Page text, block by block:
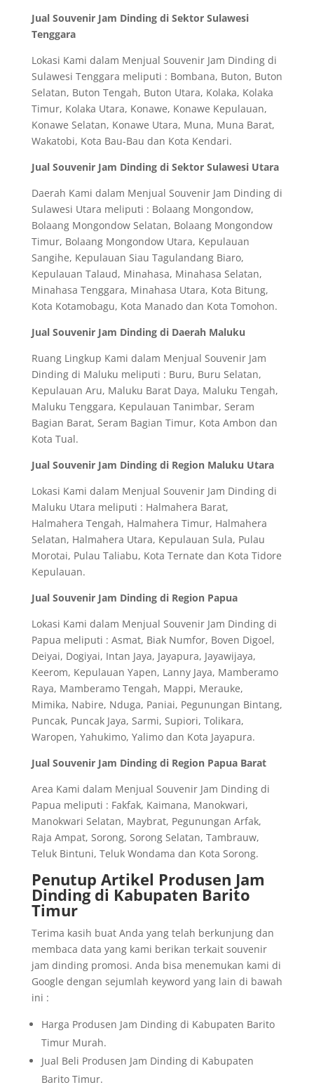
Jual Souvenir Jam Dinding di Sektor Sulawesi
Tenggara
Lokasi Kami dalam Menjual Souvenir Jam Dinding di
Sulawesi Tenggara meliputi : Bombana, Buton, Buton
Selatan, Buton Tengah, Buton Utara, Kolaka, Kolaka
Timur, Kolaka Utara, Konawe, Konawe Kepulauan,
Konawe Selatan, Konawe Utara, Muna, Muna Barat,
Wakatobi, Kota Bau-Bau dan Kota Kendari.
Jual Souvenir Jam Dinding di Sektor Sulawesi Utara
Daerah Kami dalam Menjual Souvenir Jam Dinding di
Sulawesi Utara meliputi : Bolaang Mongondow,
Bolaang Mongondow Selatan, Bolaang Mongondow
Timur, Bolaang Mongondow Utara, Kepulauan
Sangihe, Kepulauan Siau Tagulandang Biaro,
Kepulauan Talaud, Minahasa, Minahasa Selatan,
Minahasa Tenggara, Minahasa Utara, Kota Bitung,
Kota Kotamobagu, Kota Manado dan Kota Tomohon.
Jual Souvenir Jam Dinding di Daerah Maluku
Ruang Lingkup Kami dalam Menjual Souvenir Jam
Dinding di Maluku meliputi : Buru, Buru Selatan,
Kepulauan Aru, Maluku Barat Daya, Maluku Tengah,
Maluku Tenggara, Kepulauan Tanimbar, Seram
Bagian Barat, Seram Bagian Timur, Kota Ambon dan
Kota Tual.
Jual Souvenir Jam Dinding di Region Maluku Utara
Lokasi Kami dalam Menjual Souvenir Jam Dinding di
Maluku Utara meliputi : Halmahera Barat,
Halmahera Tengah, Halmahera Timur, Halmahera
Selatan, Halmahera Utara, Kepulauan Sula, Pulau
Morotai, Pulau Taliabu, Kota Ternate dan Kota Tidore
Kepulauan.
Jual Souvenir Jam Dinding di Region Papua
Lokasi Kami dalam Menjual Souvenir Jam Dinding di
Papua meliputi : Asmat, Biak Numfor, Boven Digoel,
Deiyai, Dogiyai, Intan Jaya, Jayapura, Jayawijaya,
Keerom, Kepulauan Yapen, Lanny Jaya, Mamberamo
Raya, Mamberamo Tengah, Mappi, Merauke,
Mimika, Nabire, Nduga, Paniai, Pegunungan Bintang,
Puncak, Puncak Jaya, Sarmi, Supiori, Tolikara,
Waropen, Yahukimo, Yalimo dan Kota Jayapura.
Jual Souvenir Jam Dinding di Region Papua Barat
Area Kami dalam Menjual Souvenir Jam Dinding di
Papua meliputi : Fakfak, Kaimana, Manokwari,
Manokwari Selatan, Maybrat, Pegunungan Arfak,
Raja Ampat, Sorong, Sorong Selatan, Tambrauw,
Teluk Bintuni, Teluk Wondama dan Kota Sorong.
Penutup Artikel Produsen Jam
Dinding di Kabupaten Barito
Timur
Terima kasih buat Anda yang telah berkunjung dan
membaca data yang kami berikan terkait souvenir
jam dinding promosi. Anda bisa menemukan kami di
Google dengan sejumlah keyword yang lain di bawah
ini :
Harga Produsen Jam Dinding di Kabupaten Barito
Timur Murah.
Jual Beli Produsen Jam Dinding di Kabupaten
Barito Timur.